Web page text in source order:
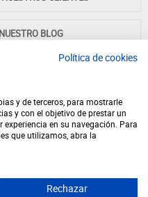
BLOG
Política de cookies
y de terceros, para mostrarle
y con el objetivo de prestar un
en su navegación. Para
que utilizamos, abra la
Rechazar